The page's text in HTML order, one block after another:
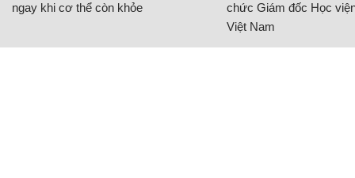
ngay khi cơ thể còn khỏe
chức Giám đốc Học
Việt Nam